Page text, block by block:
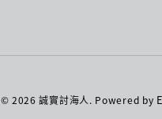
© 2026 誠實討海人. Powered by